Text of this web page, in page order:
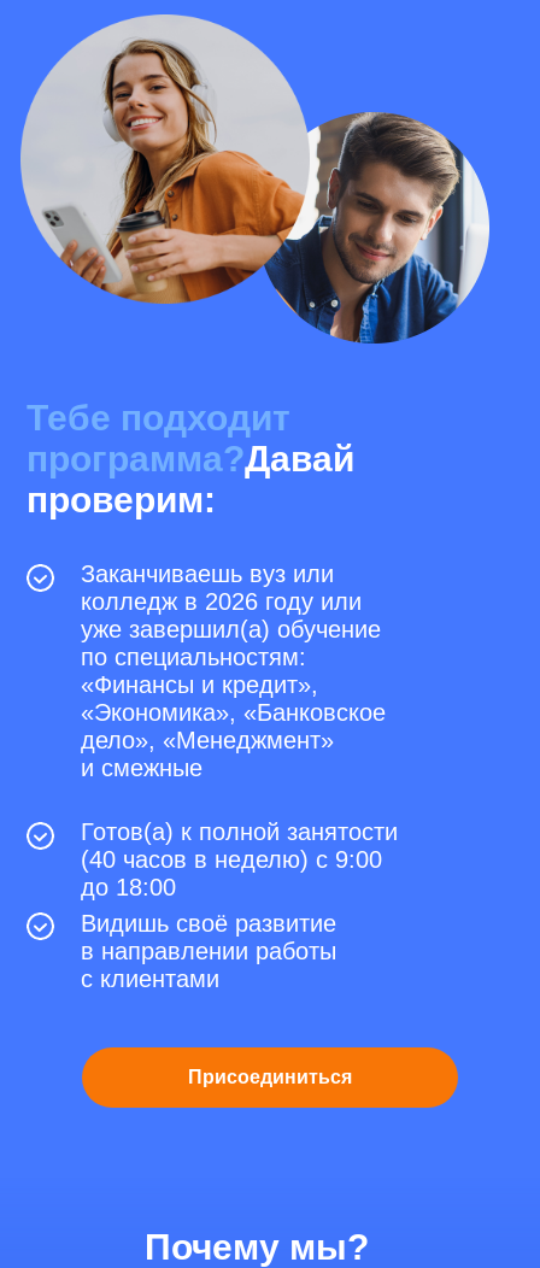
Заканчиваешь вуз или
колледж в 2026 году или
уже завершил(а) обучение
по специальностям:
«Финансы и кредит»,
«Экономика», «Банковское
дело», «Менеджмент»
и смежные
Готов(а) к полной занятости
(40 часов в неделю) с 9:00
до 18:00
Видишь своё развитие
в направлении работы
с клиентами
Тебе подходит
программа?Давай
проверим:
Присоединиться
Почему мы?